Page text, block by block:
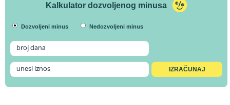
Kalkulator dozvoljenog minusa
Dozvoljeni minus Nedozvoljeni minus